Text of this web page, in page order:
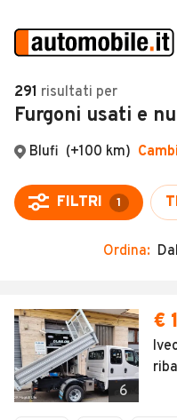
Auto
Auto usate
Auto Km 0
Auto Nuove
Noleggio a lungo
Moto
Camper
Veicoli Commerciali
VENDI
MAGAZINE
ACCEDI
291 risultati per
Furgoni usati e
Blufi (+100 km)
FILTRI 1
Ordina:
6
€